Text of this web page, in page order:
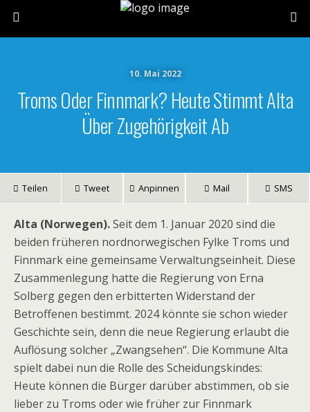
10. Mai 2022
Troms Oder Finnmark? Heute Stimmt Alta
Über Zugehörigkeit Ab
Teilen Tweet Anpinnen Mail SMS
Alta (Norwegen).Seit dem 1. Januar 2020 sind die
beiden früheren nordnorwegischen Fylke Troms und
Finnmark eine gemeinsame Verwaltungseinheit. Diese
Zusammenlegung hatte die Regierung von Erna
Solberg gegen den erbitterten Widerstand der
Betroffenen bestimmt. 2024 könnte sie schon wieder
Geschichte sein, denn die neue Regierung erlaubt die
Auflösung solcher „Zwangsehen“. Die Kommune Alta
spielt dabei nun die Rolle des Scheidungskindes:
Heute können die Bürger darüber abstimmen, ob sie
lieber zu Troms oder wie früher zur Finnmark